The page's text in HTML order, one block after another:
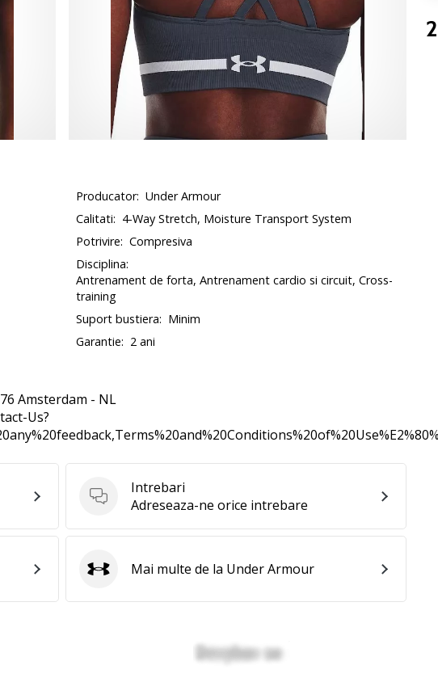
Producator: Under Armour
Calitati: 4-Way Stretch, Moisture Transport System
Potrivire: Compresiva
Disciplina:
Antrenament de forta, Antrenament cardio si circuit, Cross-
training
Suport bustiera: Minim
Garantie: 2 ani
Amsterdam - NL
Us?
Intrebari
Intrebari
Adreseaza-ne orice intrebare
Under Armour
Mai multe de la Under Armour